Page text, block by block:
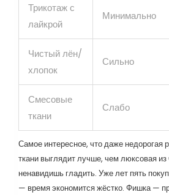
Трикотаж с
лайкрой
Минимально
Чистый лён/
хлопок
Сильно
Смесовые
ткани
Слабо
Самое интересное, что даже недорогая
ткани выглядит лучше, чем люксовая из
ненавидишь гладить. Уже лет пять
— время экономится жёстко. Фишка —